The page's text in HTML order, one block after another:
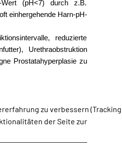
(pH<7) durch z.B.
einhergehende Harn-pH-
reduzierte
Urethraobstruktion
Prostatahyperplasie zu
zu verbessern (Tracking
der Seite zur